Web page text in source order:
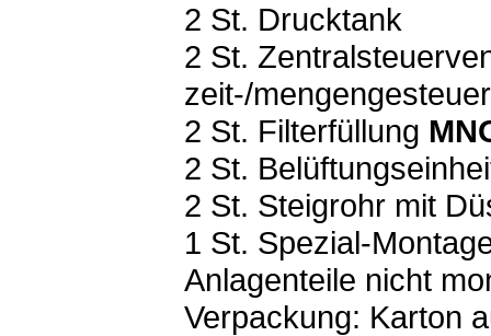
2 St. Drucktank
2 St.
zeit-/
2 St. Filterfüllung
2 St.
2 St. Steigrohr mit
1 St. Spezial-
Anlagenteile nicht
Verpackung: